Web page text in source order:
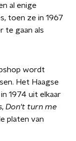
al enige
toen ze in 1967
te gaan als
wordt
Het Haagse
1974 uit elkaar
, Don't turn me
platen van